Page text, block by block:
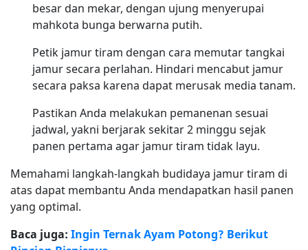
besar dan mekar, dengan ujung menyerupai
mahkota bunga berwarna putih.
Petik jamur tiram dengan cara memutar tangkai
jamur secara perlahan. Hindari mencabut jamur
secara paksa karena dapat merusak media tanam.
Pastikan Anda melakukan pemanenan sesuai
jadwal, yakni berjarak sekitar 2 minggu sejak
panen pertama agar jamur tiram tidak layu.
Memahami langkah-langkah budidaya jamur tiram di
atas dapat membantu Anda mendapatkan hasil panen
yang optimal.
Baca juga: Ingin Ternak Ayam Potong? Berikut